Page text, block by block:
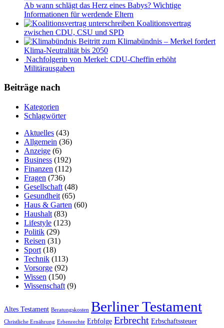
Ab wann schlägt das Herz eines Babys? Wichtige
Informationen für werdende Eltern
Koalitionsvertrag
zwischen CDU, CSU und SPD
Beitritt zum Klimabündnis – Merkel fordert
Klima-Neutralität bis 2050
Nachfolgerin von Merkel: CDU-Cheffin erhöht
Militärausgaben
Beiträge nach
Kategorien
Schlagwörter
Aktuelles (43)
Allgemein (36)
Anzeige (6)
Business (192)
Finanzen (112)
Fragen (736)
Gesellschaft (48)
Gesundheit (65)
Haus & Garten (60)
Haushalt (83)
Lifestyle (123)
Politik (29)
Reisen (31)
Sport (18)
Technik (113)
Vorsorge (92)
Wissen (150)
Wissenschaft (9)
Altes Testament Beratungskosten Berliner Testament
Christliche Ernährung Erbenrechte Erbfolge Erbrecht Erbschaftssteuer